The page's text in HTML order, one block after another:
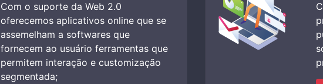
Com o suporte da Web 2.0
oferecemos aplicativos online que se
assemelham a softwares que
fornecem ao usuário ferramentas que
permitem interação e customização
segmentada;